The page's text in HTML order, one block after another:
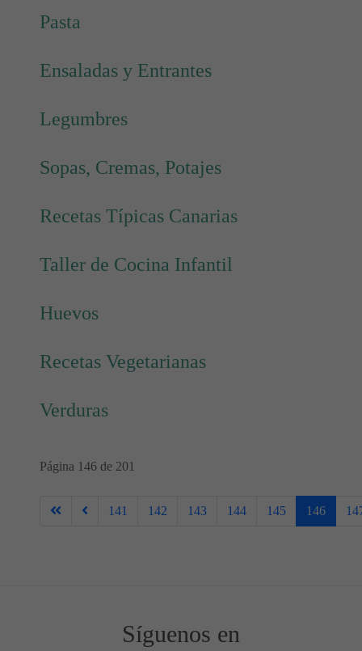
Pasta
Ensaladas y Entrantes
Legumbres
Sopas, Cremas, Potajes
Recetas Típicas Canarias
Taller de Cocina Infantil
Huevos
Recetas Vegetarianas
Verduras
Página 146 de 201
141 142 143 144 145 146
Síguenos en